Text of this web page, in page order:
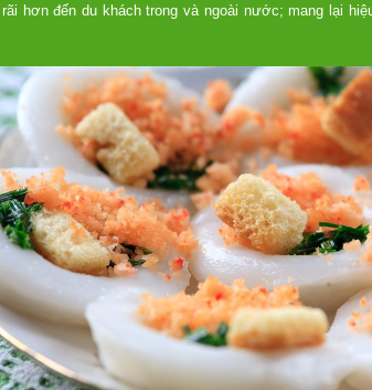
rãi hơn đến du khách trong và ngoài nước; mang lại